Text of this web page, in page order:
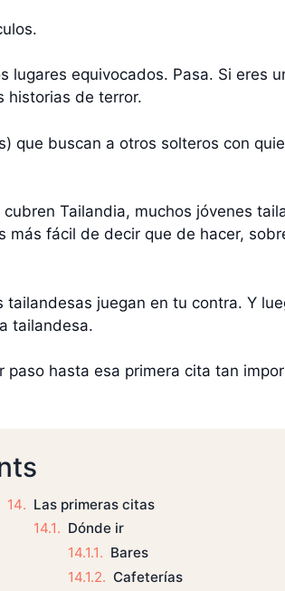
equivocados. Pasa. Si eres
historias de terror.
que buscan a otros solteros con
Tailandia, muchos jóvenes
fácil de decir que de hacer,
juegan en tu contra. Y
tailandesa.
hasta esa primera cita tan
Las primeras citas
Dónde ir
Bares
Cafeterías